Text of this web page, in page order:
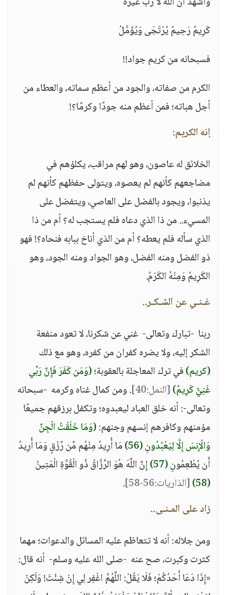
كَرِيمٌ رَحِيمٌ يُرْتَجَى وَيُؤَمَّلُ
فسبحانه من كريم جواد!!
الكرم من صفاته، والجود من أعظم سماته، والعطاء من
أجل هباته؛ فمن أعظم منه جودًا وكرمًا؟!
إنه الكريم:
الخلائق له عاصون، وهو لهم مراقب، يكلؤهم في
مضاجعهم كأنهم لم يعصوه، ويتولى حفظهم كأنهم لم
يذنبوا، ويجود بالفضل على العاصي، ويتفضل على
المسيء.. من ذا الذي دعاه فلم يستجب له؟ أم من ذا
الذي سأله فلم يعطه؟ أم من الذي أناخ ببابه فنحاه؟! فهو
ذو الفضل ومنه الفضل، وهو الجواد ومنه الجود، وهو
الكَرِيمُ وَمِنْهُ الكَرَمُ.
غـنـي عن الشـكـر..
ربنا -تبارك وتعالى- غني عن شكرنا، لا تعود منفعة
الشكر إليه، ولا يضره كفران من كفره، وهو مع ذلك
(كريم)في ترك المعاجلة بالعقوبة؛(وَمَن كَفَرَ فَإِنَّ رَبِّي
غَنِيٌّ كَرِيمٌ)[النمل:40]
. ومن كمال غناه وكرمه -سبحانه
وتعالى-: أنه خلق العباد ليعبدوه؛ وتكفل برزقهم جميعًا
مؤمنهم وكافرهم إنسهم وجنهم:(وَمَا خَلَقْتُ الْجِنَّ
وَالْإِنسَ إِلَّا لِيَعْبُدُونِ (56)
مَا أُرِيدُ مِنْهُم مِّن رِّزْقٍ وَمَا أُرِيدُ
أَن يُطْعِمُونِ(57)
إِنَّ اللَّهَ هُوَ الرَّزَّاقُ ذُو الْقُوَّةِ الْمَتِينُ
(58)
[الذاريات:56-58]
.
زاد على المـنـى..
ومن جلاله: أنه لا تتعاظم عليه المسائل والدعوات؛ مهما
كثرت وكبرت، صح عنه -صلى الله عليه وسلم- أنه قال:
«إِذَا دَعَا أَحَدُكُمْ؛ فَلَا يَقُلْ: اللَّهُمَّ اغْفِر لِي إِنْ شِئْتَ! وَلَكِنْ